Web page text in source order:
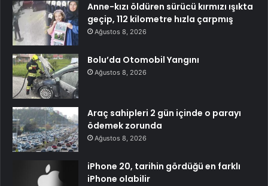
Anne-kızı öldüren sürücü kırmızı ışıkta
geçip, 112 kilometre hızla çarpmış
Ağustos 8, 2026
Bolu’da Otomobil Yangını
Ağustos 8, 2026
Araç sahipleri 2 gün içinde o parayı
ödemek zorunda
Ağustos 8, 2026
iPhone 20, tarihin gördüğü en farklı
iPhone olabilir